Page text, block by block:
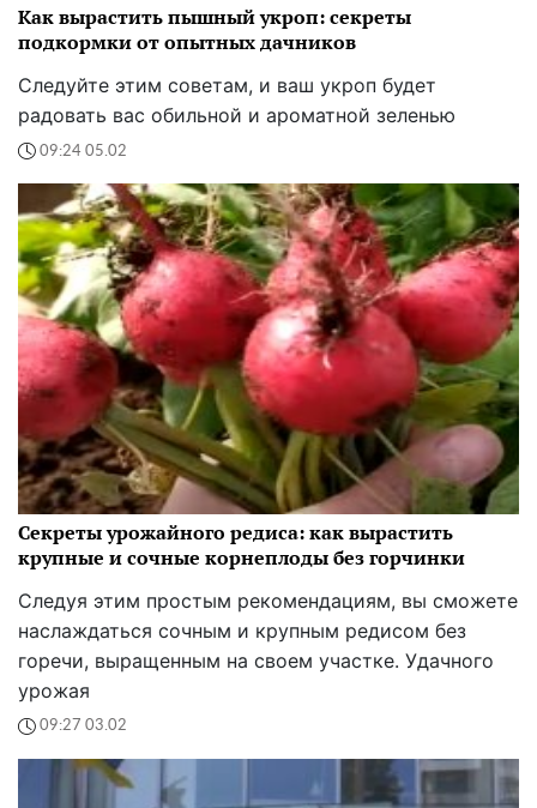
Как вырастить пышный укроп: секреты
подкормки от опытных дачников
Следуйте этим советам, и ваш укроп будет
радовать вас обильной и ароматной зеленью
09:24 05.02
Секреты урожайного редиса: как вырастить
крупные и сочные корнеплоды без горчинки
Следуя этим простым рекомендациям, вы сможете
наслаждаться сочным и крупным редисом без
горечи, выращенным на своем участке. Удачного
урожая
09:27 03.02